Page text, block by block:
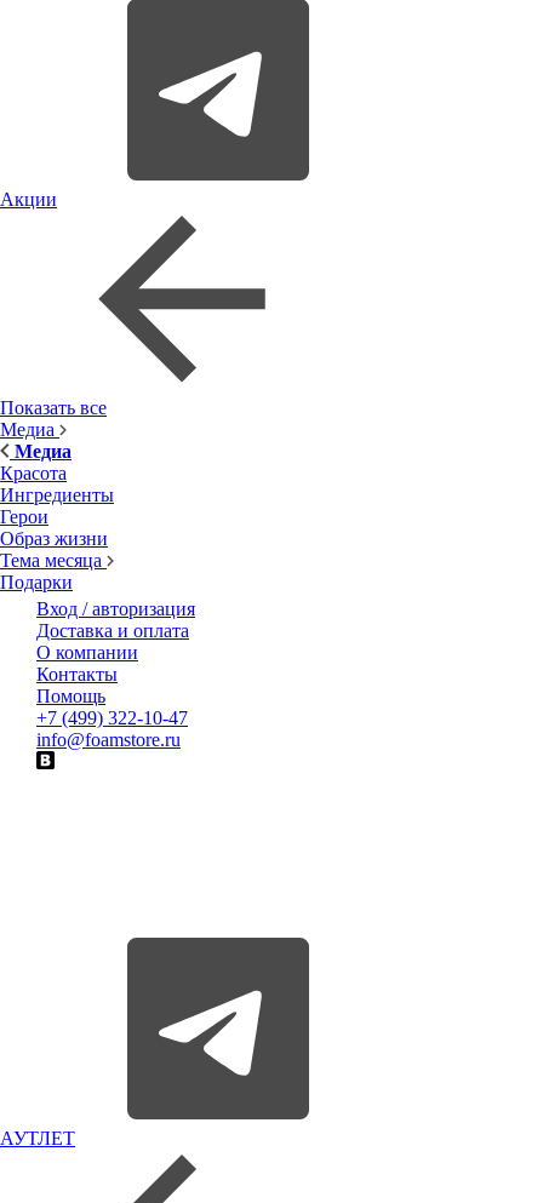
Акции
Показать все
Медиа
Медиа
Красота
Ингредиенты
Герои
Образ жизни
Тема месяца
Подарки
Вход / авторизация
Доставка и оплата
О компании
Контакты
Помощь
+7 (499) 322-10-47
info@foamstore.ru
АУТЛЕТ